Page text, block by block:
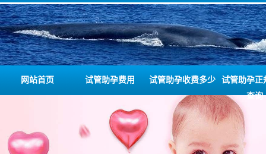
网站首页 试管助孕费用 试管助孕收费多少
试管助孕正
查询